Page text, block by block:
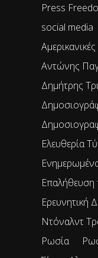
Press
social media
Αντώνης
Δημήτρης
Ελευθερία
Ερευνητική
Ντόναλντ
Ρωσία